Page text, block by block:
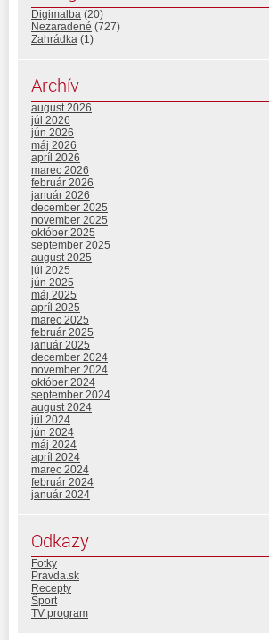
Digimalba (20)
Nezaradené (727)
Zahrádka (1)
Archív
august 2026
júl 2026
jún 2026
máj 2026
apríl 2026
marec 2026
február 2026
január 2026
december 2025
november 2025
október 2025
september 2025
august 2025
júl 2025
jún 2025
máj 2025
apríl 2025
marec 2025
február 2025
január 2025
december 2024
november 2024
október 2024
september 2024
august 2024
júl 2024
jún 2024
máj 2024
apríl 2024
marec 2024
február 2024
január 2024
Odkazy
Fotky
Pravda.sk
Recepty
Šport
TV program